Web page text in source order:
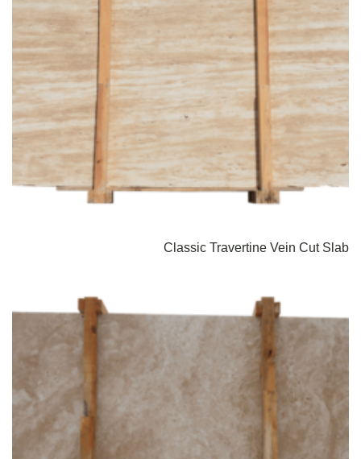
Classic Travertine Vein Cut Slab